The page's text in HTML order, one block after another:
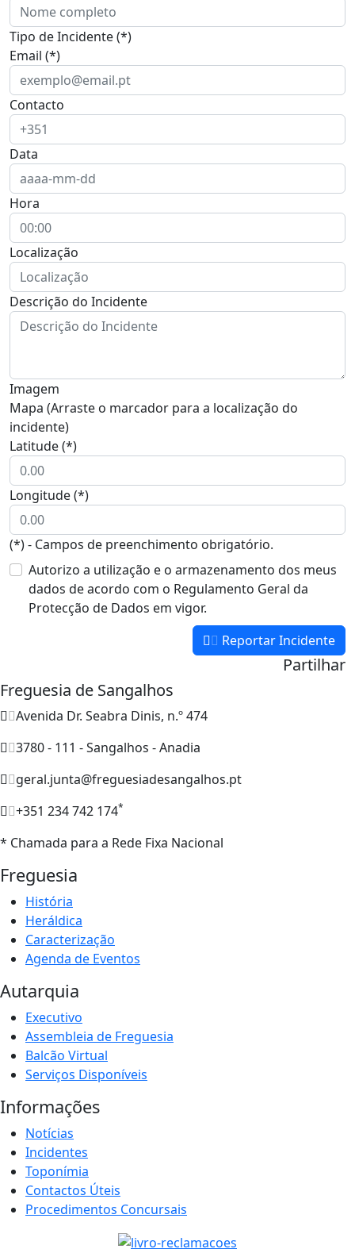
Tipo de Incidente (*)
Email (*)
Contacto
Data
Hora
Localização
Descrição do Incidente
Imagem
Mapa (Arraste o marcador para a localização do
incidente)
Latitude (*)
Longitude (*)
(*) - Campos de preenchimento obrigatório.
Autorizo a utilização e o armazenamento dos meus
dados de acordo com o Regulamento Geral da
Protecção de Dados em vigor.
Reportar Incidente
Partilhar
Freguesia de Sangalhos
Avenida Dr. Seabra Dinis, n.º 474
3780 - 111 - Sangalhos - Anadia
geral.junta@freguesiadesangalhos.pt
+351 234 742 174*
* Chamada para a Rede Fixa Nacional
Freguesia
História
Heráldica
Caracterização
Agenda de Eventos
Autarquia
Executivo
Assembleia de Freguesia
Balcão Virtual
Serviços Disponíveis
Informações
Notícias
Incidentes
Toponímia
Contactos Úteis
Procedimentos Concursais